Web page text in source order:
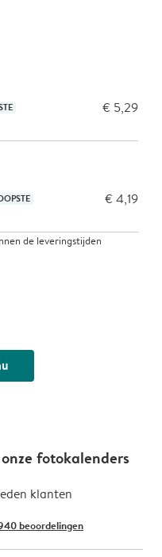
€ 5,29
€ 4,19
de leveringstijden
fotokalenders
klanten
beoordelingen